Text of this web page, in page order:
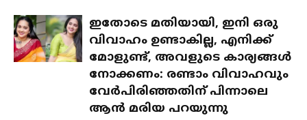
ഇതോടെ മതിയായി, ഇനി ഒരു
വിവാഹം ഉണ്ടാകില്ല, എനിക്ക്
മോളുണ്ട്, അവളുടെ കാര്യങ്ങൾ
നോക്കണം: രണ്ടാം വിവാഹവും
വേർപിരിഞ്ഞതിന് പിന്നാലെ
ആൻ മരിയ പറയുന്നു